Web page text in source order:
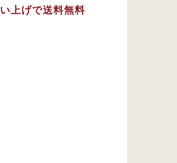
上げで送料無料